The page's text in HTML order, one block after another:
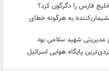
فارس را دگرگون کرد؟
به هرگونه خطای
شهید سلامی بود
پایگاه هوایی اسرائیل